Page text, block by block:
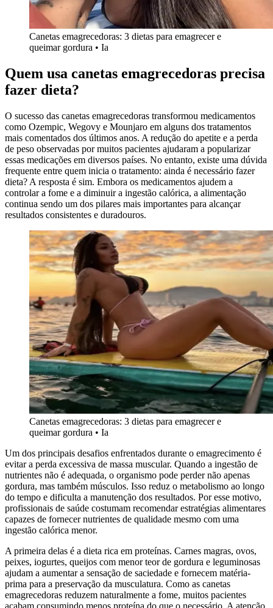
Canetas emagrecedoras: 3 dietas para emagrecer e
queimar gordura • Ia
Quem usa canetas emagrecedoras precisa
fazer dieta?
O sucesso das canetas emagrecedoras transformou medicamentos
como Ozempic, Wegovy e Mounjaro em alguns dos tratamentos
mais comentados dos últimos anos. A redução do apetite e a perda
de peso observadas por muitos pacientes ajudaram a popularizar
essas medicações em diversos países. No entanto, existe uma dúvida
frequente entre quem inicia o tratamento: ainda é necessário fazer
dieta? A resposta é sim. Embora os medicamentos ajudem a
controlar a fome e a diminuir a ingestão calórica, a alimentação
continua sendo um dos pilares mais importantes para alcançar
resultados consistentes e duradouros.
Canetas emagrecedoras: 3 dietas para emagrecer e
queimar gordura • Ia
Um dos principais desafios enfrentados durante o emagrecimento é
evitar a perda excessiva de massa muscular. Quando a ingestão de
nutrientes não é adequada, o organismo pode perder não apenas
gordura, mas também músculos. Isso reduz o metabolismo ao longo
do tempo e dificulta a manutenção dos resultados. Por esse motivo,
profissionais de saúde costumam recomendar estratégias alimentares
capazes de fornecer nutrientes de qualidade mesmo com uma
ingestão calórica menor.
A primeira delas é a dieta rica em proteínas. Carnes magras, ovos,
peixes, iogurtes, queijos com menor teor de gordura e leguminosas
ajudam a aumentar a sensação de saciedade e fornecem matéria-
prima para a preservação da musculatura. Como as canetas
emagrecedoras reduzem naturalmente a fome, muitos pacientes